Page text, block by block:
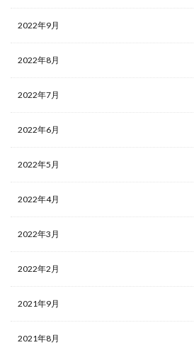
2022年9月
2022年8月
2022年7月
2022年6月
2022年5月
2022年4月
2022年3月
2022年2月
2021年9月
2021年8月